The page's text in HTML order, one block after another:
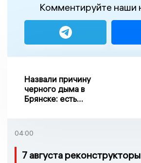
Комментируйте наши
Назвали причину
черного дыма в
Брянске: есть
04:00
7 августа